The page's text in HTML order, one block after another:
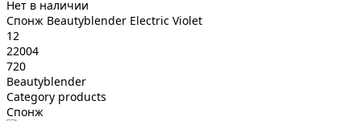
Нет в наличии
Спонж Beautyblender Electric Violet
12
22004
720
Beautyblender
Category products
Спонж